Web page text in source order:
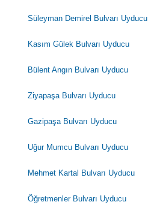
Süleyman Demirel Bulvarı Uyducu
Kasım Gülek Bulvarı Uyducu
Bülent Angın Bulvarı Uyducu
Ziyapaşa Bulvarı Uyducu
Gazipaşa Bulvarı Uyducu
Uğur Mumcu Bulvarı Uyducu
Mehmet Kartal Bulvarı Uyducu
Öğretmenler Bulvarı Uyducu